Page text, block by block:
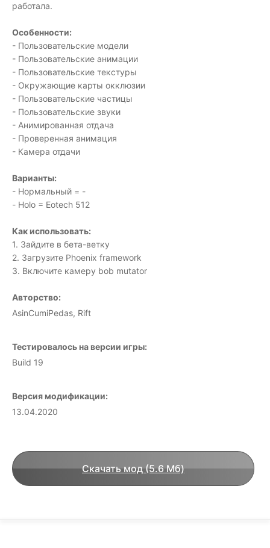
работала.
Особенности:
- Пользовательские модели
- Пользовательские анимации
- Пользовательские текстуры
- Окружающие карты окклюзии
- Пользовательские частицы
- Пользовательские звуки
- Анимированная отдача
- Проверенная анимация
- Камера отдачи
Варианты:
- Нормальный = -
- Holo = Eotech 512
Как использовать:
1. Зайдите в бета-ветку
2. Загрузите Phoenix framework
3. Включите камеру bob mutator
Авторство:
AsinCumiPedas, Rift
Тестировалось на версии игры:
Build 19
Версия модификации:
13.04.2020
Скачать мод (5.6 Мб)